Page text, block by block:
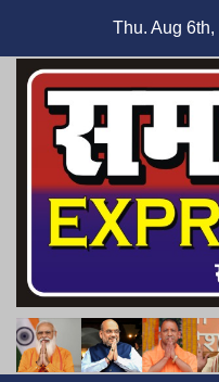
content
Thu. Aug 6th,